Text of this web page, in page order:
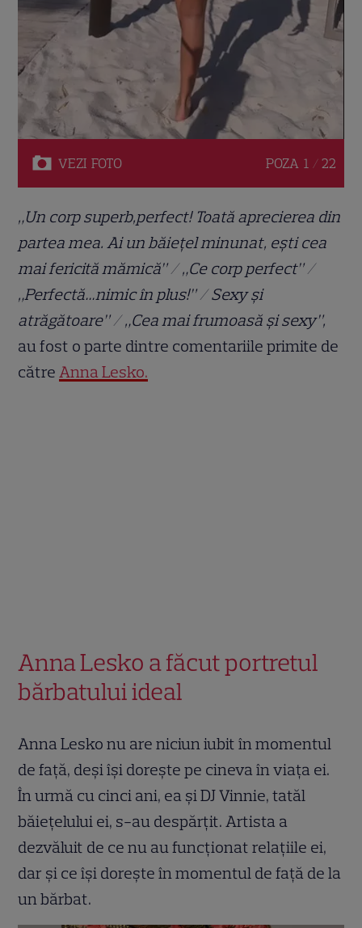
VEZI FOTO POZA 1 / 22
„Un corp superb,perfect! Toată aprecierea din
partea mea. Ai un băiețel minunat, ești cea
mai fericită mămică” / „Ce corp perfect” /
„Perfectă…nimic în plus!” / Sexy și
atrăgătoare” / „Cea mai frumoasă și sexy”,
au fost o parte dintre comentariile primite de
cătreAnna Lesko.
Anna Lesko a făcut portretul
bărbatului ideal
Anna Lesko nu are niciun iubit în momentul
de față, deși își dorește pe cineva în viața ei.
În urmă cu cinci ani, ea și DJ Vinnie, tatăl
băiețelului ei, s-au despărțit. Artista a
dezvăluit de ce nu au funcționat relațiile ei,
dar și ce își dorește în momentul de față de la
un bărbat.